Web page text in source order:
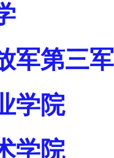
军第三
学院
学院